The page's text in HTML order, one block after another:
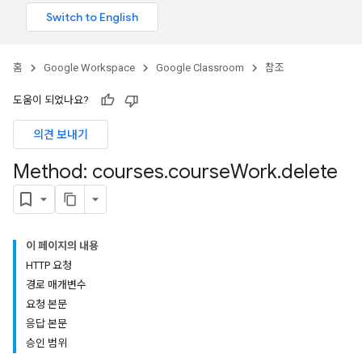
홈 Google Workspace Google Classroom 참조
도움이 되었나요?
의견 보내기
Method: courses.courseWork.delete
이 페이지의 내용
HTTP 요청
경로 매개변수
요청 본문
응답 본문
승인 범위